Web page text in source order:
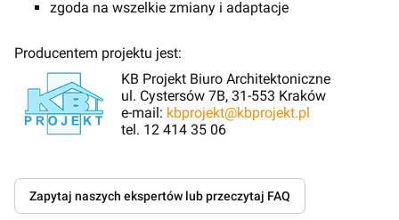
zgoda na wszelkie zmiany i adaptacje
Producentem projektu jest:
KB Projekt Biuro Architektoniczne
ul. Cystersów 7B, 31-553 Kraków
e-mail: kbprojekt@kbprojekt.pl
tel. 12 414 35 06
Zapytaj naszych ekspertów lub przeczytaj FAQ